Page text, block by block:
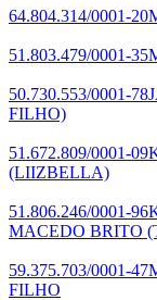
64.804.314/0001-20
51.803.479/0001-35
50.730.553/0001-78
FILHO)
51.672.809/0001-09
(LIIZBELLA)
51.806.246/0001-96
MACEDO BRITO
59.375.703/0001-47
FILHO